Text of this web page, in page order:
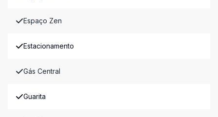
Espaço Zen
Estacionamento
Gás Central
Guarita